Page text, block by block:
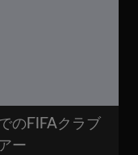
のFIFAクラブ
ー